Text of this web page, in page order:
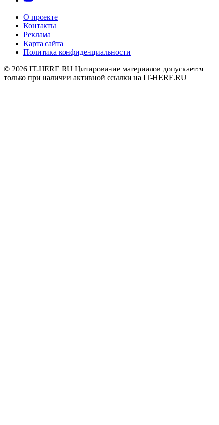
О проекте
Контакты
Реклама
Карта сайта
Политика конфиденциальности
© 2026 IT-HERE.RU Цитирование материалов допускается
только при наличии активной ссылки на IT-HERE.RU